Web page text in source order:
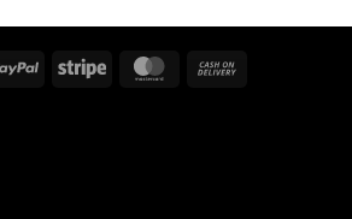
PayPal Stripe MasterCard